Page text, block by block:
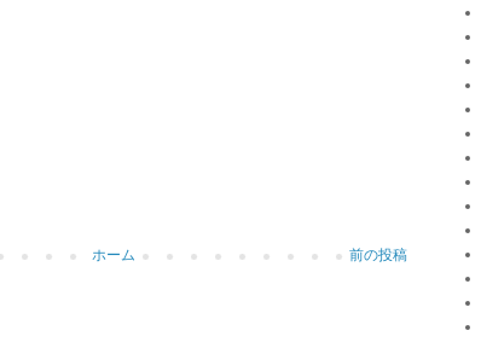
前の投稿
ホーム